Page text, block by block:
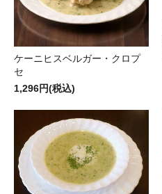
ケーニヒスベルガー・クロプ
セ
1,296円(税込)